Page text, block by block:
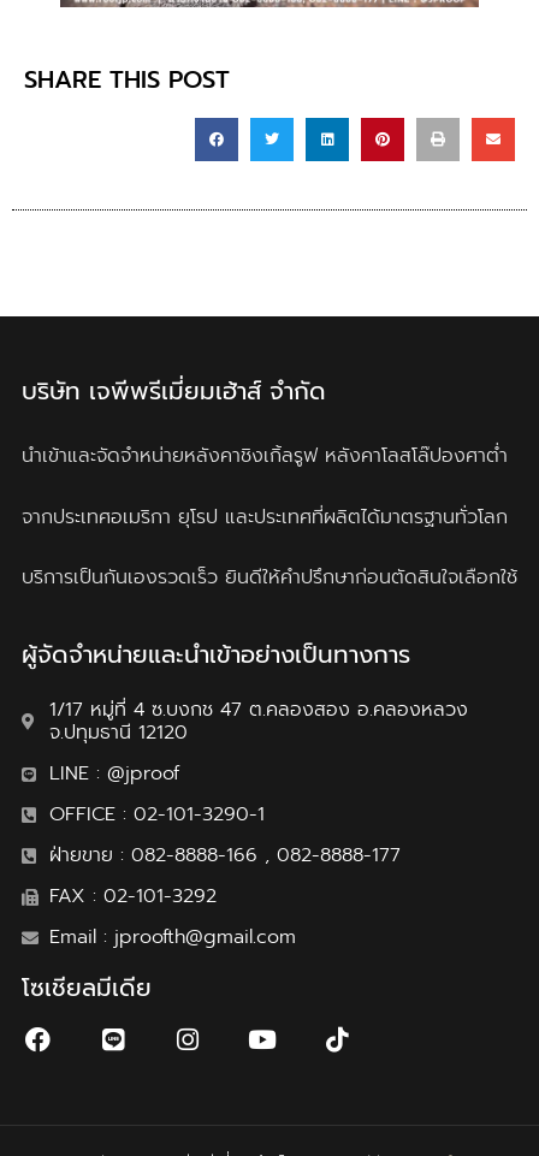
SHARE THIS POST
บริษัท เจพีพรีเมี่ยมเฮ้าส์ จำกัด
นำเข้าและจัดจำหน่ายหลังคาชิงเกิ้ลรูฟ หลังคาโลสโล๊ปองศาต่ำ
จากประเทศอเมริกา ยุโรป และประเทศที่ผลิตได้มาตรฐานทั่วโลก
บริการเป็นกันเองรวดเร็ว ยินดีให้คำปรึกษาก่อนตัดสินใจเลือกใช้
ผู้จัดจำหน่ายและนำเข้าอย่างเป็นทางการ
1/17 หมู่ที่ 4 ซ.บงกช 47 ต.คลองสอง อ.คลองหลวง
จ.ปทุมธานี 12120
LINE : @jproof
OFFICE : 02-101-3290-1
ฝ่ายขาย : 082-8888-166 , 082-8888-177
FAX : 02-101-3292
Email : jproofth@gmail.com
โซเชียลมีเดีย